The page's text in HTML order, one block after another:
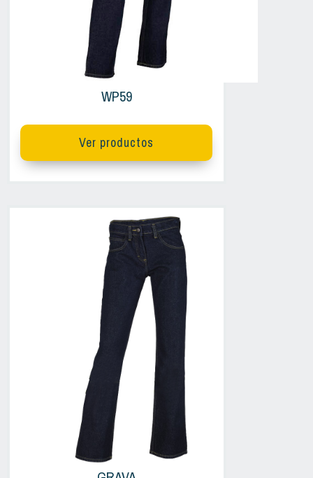
WP59
Ver productos